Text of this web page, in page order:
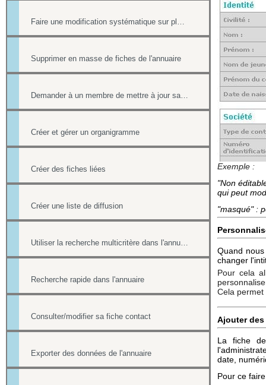
Faire une modification systématique sur plusieurs fiches
Supprimer en masse de fiches de l'annuaire
Demander à un membre de mettre à jour sa fiche contact de l'annuaire
Créer et gérer un organigramme
Créer des fiches liées
Créer une liste de diffusion
Utiliser la recherche multicritère dans l'annuaire
Recherche rapide dans l'annuaire
Consulter/modifier sa fiche contact
Exporter des données de l'annuaire
Exemple :
"Non
qui peut
"masqué" :
Quand
changer
Pour cela
Cela permet
Ajouter
La fiche
date,
Pour ce